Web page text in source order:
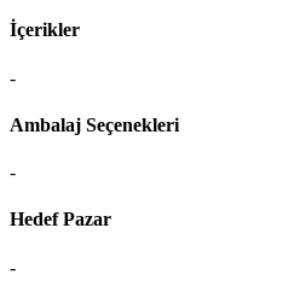
İçerikler
-
Ambalaj Seçenekleri
-
Hedef Pazar
-